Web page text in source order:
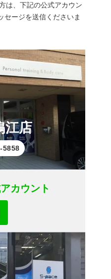
は、下記の公式アカウン
セージを送信くださいま
江店
5858
カウント